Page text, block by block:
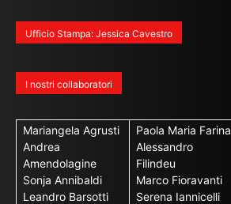
Ufficio Stampa: Jessica Cavestro
I nostri collaboratori
Mariangela Agrusti
Andrea
Amendolagine
Sonja Annibaldi
Leandro Barsotti
Paola Maria Farina
Alessandro
Filindeu
Marco Fioravanti
Serena Iannicelli